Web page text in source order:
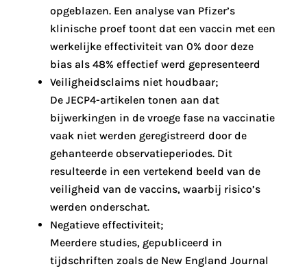
opgeblazen. Een analyse van Pfizer’s
klinische proef toont dat een vaccin met een
werkelijke effectiviteit van 0% door deze
bias als 48% effectief werd gepresenteerd
Veiligheidsclaims niet houdbaar;
De JECP4-artikelen tonen aan dat
bijwerkingen in de vroege fase na vaccinatie
vaak niet werden geregistreerd door de
gehanteerde observatieperiodes. Dit
resulteerde in een vertekend beeld van de
veiligheid van de vaccins, waarbij risico’s
werden onderschat.
Negatieve effectiviteit;
Meerdere studies, gepubliceerd in
tijdschriften zoals de New England Journal